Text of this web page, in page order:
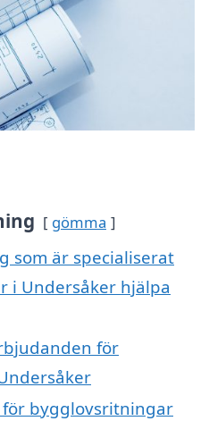
gömma
som är specialiserat
i Undersåker hjälpa
för
bygglovsritningar